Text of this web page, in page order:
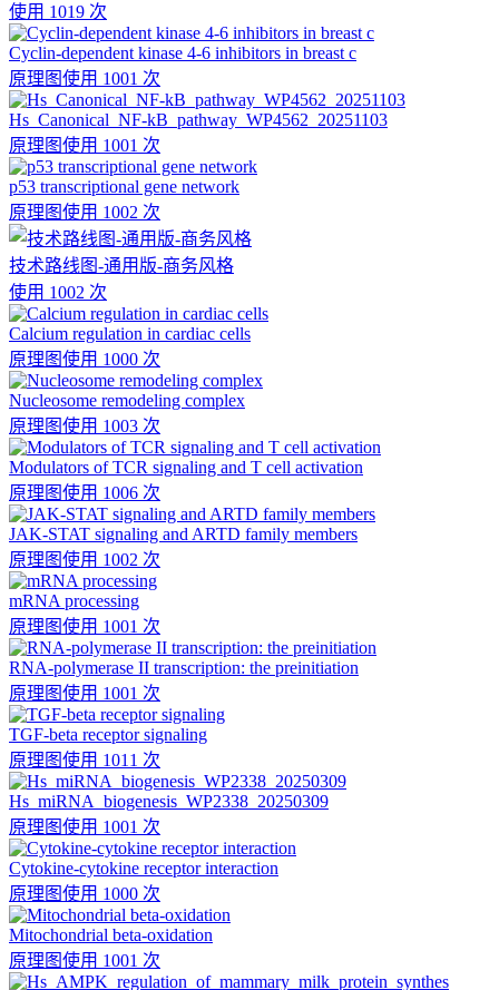
使用 1019 次
Cyclin-dependent kinase 4-6 inhibitors in breast c
原理图使用 1001 次
Hs_Canonical_NF-kB_pathway_WP4562_20251103
原理图使用 1001 次
p53 transcriptional gene network
原理图使用 1002 次
技术路线图-通用版-商务风格
使用 1002 次
Calcium regulation in cardiac cells
原理图使用 1000 次
Nucleosome remodeling complex
原理图使用 1003 次
Modulators of TCR signaling and T cell activation
原理图使用 1006 次
JAK-STAT signaling and ARTD family members
原理图使用 1002 次
mRNA processing
原理图使用 1001 次
RNA-polymerase II transcription: the preinitiation
原理图使用 1001 次
TGF-beta receptor signaling
原理图使用 1011 次
Hs_miRNA_biogenesis_WP2338_20250309
原理图使用 1001 次
Cytokine-cytokine receptor interaction
原理图使用 1000 次
Mitochondrial beta-oxidation
原理图使用 1001 次